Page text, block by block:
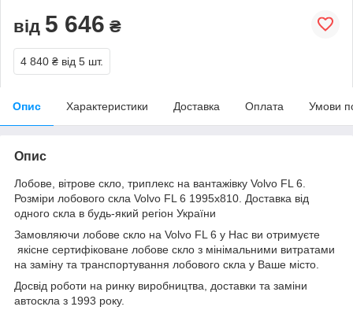
від 5 646 ₴
4 840 ₴ від 5 шт.
Опис Характеристики Доставка Оплата Умови
Опис
Лобове, вітрове скло, триплекс на вантажівку Volvo FL 6.
Розміри лобового скла Volvo FL 6 1995x810. Доставка від
одного скла в будь-який регіон України
Замовляючи лобове скло на Volvo FL 6 у Нас ви отримуєте
якісне сертифіковане лобове скло з мінімальними витратами
на заміну та транспортування лобового скла у Ваше місто.
Досвід роботи на ринку виробництва, доставки та заміни
автоскла з 1993 року.